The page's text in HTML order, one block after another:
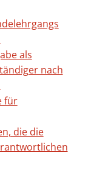
als
nach
für
die die